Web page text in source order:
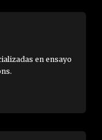
en ensayo